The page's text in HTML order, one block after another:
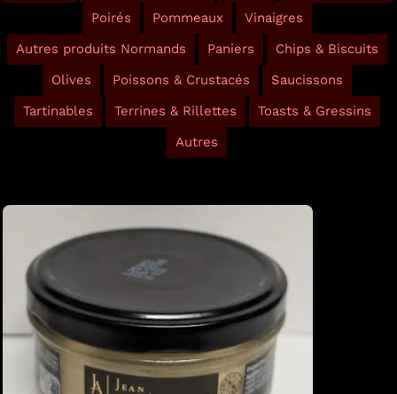
Poirés
Pommeaux
Vinaigres
Autres produits Normands
Paniers
Chips & Biscuits
Olives
Poissons & Crustacés
Saucissons
Tartinables
Terrines & Rillettes
Toasts & Gressins
Autres